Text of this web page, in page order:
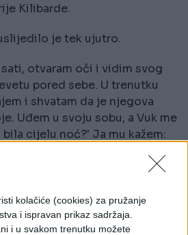
kolačiće (cookies) za pružanje
i ispravan prikaz sadržaja.
i u svakom trenutku možete
Kilibarde.
je tek ujutro.
sati, otvaram oči i vidim svog
pored sebe. U trenutku
i shvatam da je njegova
Uđem u svoju sobu, a Vuk me
cijelu noć?' Ja mu kažem:
sam vrata njegove sobe i